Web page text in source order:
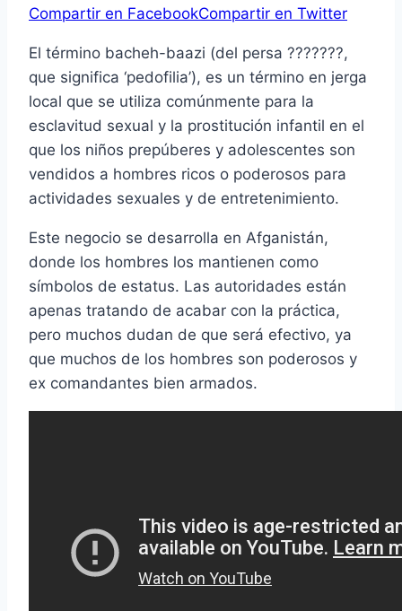
Compartir en FacebookCompartir en Twitter
El término bacheh-baazi (del persa ???????,
que significa ‘pedofilia’), es un término en jerga
local que se utiliza comúnmente para la
esclavitud sexual y la prostitución infantil en el
que los niños prepúberes y adolescentes son
vendidos a hombres ricos o poderosos para
actividades sexuales y de entretenimiento.
Este negocio se desarrolla en Afganistán,
donde los hombres los mantienen como
símbolos de estatus. Las autoridades están
apenas tratando de acabar con la práctica,
pero muchos dudan de que será efectivo, ya
que muchos de los hombres son poderosos y
ex comandantes bien armados.